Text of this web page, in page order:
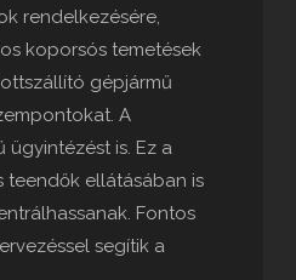
rendelkezésére,
koporsós temetések
gépjármű
A
is. Ez a
teendők ellátásában is
Fontos
segítik a